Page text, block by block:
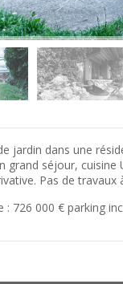
jardin dans une
grand séjour, cuisine
Pas de
: 726 000 € parking